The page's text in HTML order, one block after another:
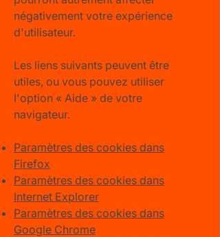
négativement votre expérience
d'utilisateur.
Les liens suivants peuvent être
utiles, ou vous pouvez utiliser
l'option « Aide » de votre
navigateur.
Paramètres des cookies dans
Firefox
Paramètres des cookies dans
Internet Explorer
Paramètres des cookies dans
Google Chrome